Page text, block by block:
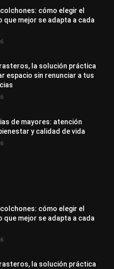
cómo elegir el
que mejor se adapta a cada
la solución práctica
espacio sin renunciar a tus
de mayores: atención
y calidad de vida
cómo elegir el
que mejor se adapta a cada
la solución práctica